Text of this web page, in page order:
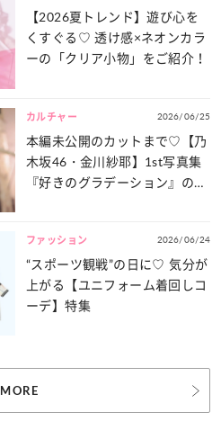
【2026夏トレンド】遊び心を
くすぐる♡ 透け感×ネオンカラ
ーの「クリア小物」をご紹介！
カルチャー 2026/06/25
本編未公開のカットまで♡【乃
木坂46・金川紗耶】1st写真集
『好きのグラデーション』の魅
ファッション 2026/06/24
“スポーツ観戦”の日に♡ 気分が
上がる【ユニフォーム着回しコ
ーデ】特集
MORE